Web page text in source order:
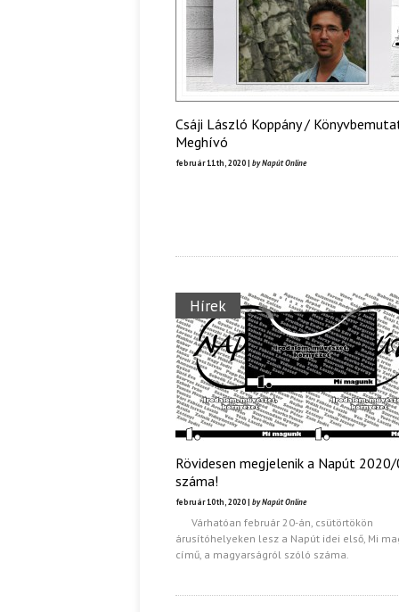
Csáji László Koppány /
Meghívó
február 11th, 2020 | by Napút Online
Hírek
Rövidesen megjelenik a Napút 2020/
száma!
február 10th, 2020 | by Napút Online
Várhatóan február 20-án, csütörtökön
árusítóhelyeken lesz a Napút idei első, Mi
című, a magyarságról szóló száma.